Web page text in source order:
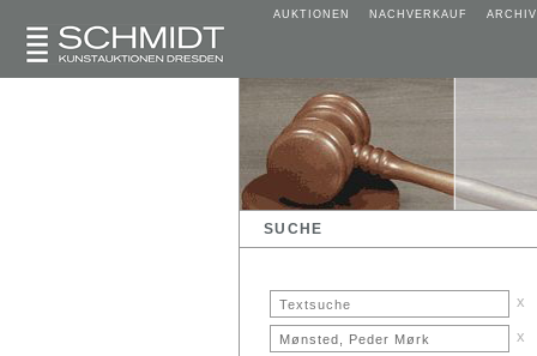
AUKTIONEN NACHVERKAUF ARCHIV
SUCHE
x
x